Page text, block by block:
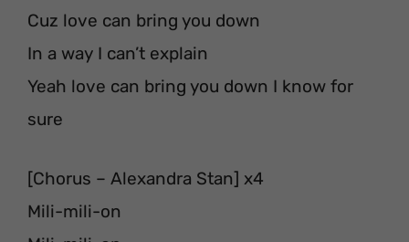
Cuz love can bring you down
In a way I can’t explain
Yeah love can bring you down I know for
sure
[Chorus – Alexandra Stan] x4
Mili-mili-on